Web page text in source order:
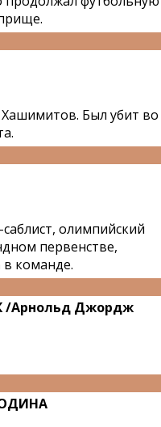
Был убит во
олимпийский
первенстве,
команде.
/Арнольд Джордж